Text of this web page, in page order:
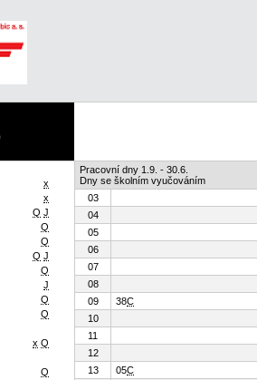
x
x
Q J
Q
Q
Q J
Q
J
Q
Q
x Q
Q
Pracovní dny 1.9. - 30.6.
Dny se školním vyučováním
03
04
05
06
07
08
09
38C
10
11
12
13
05C